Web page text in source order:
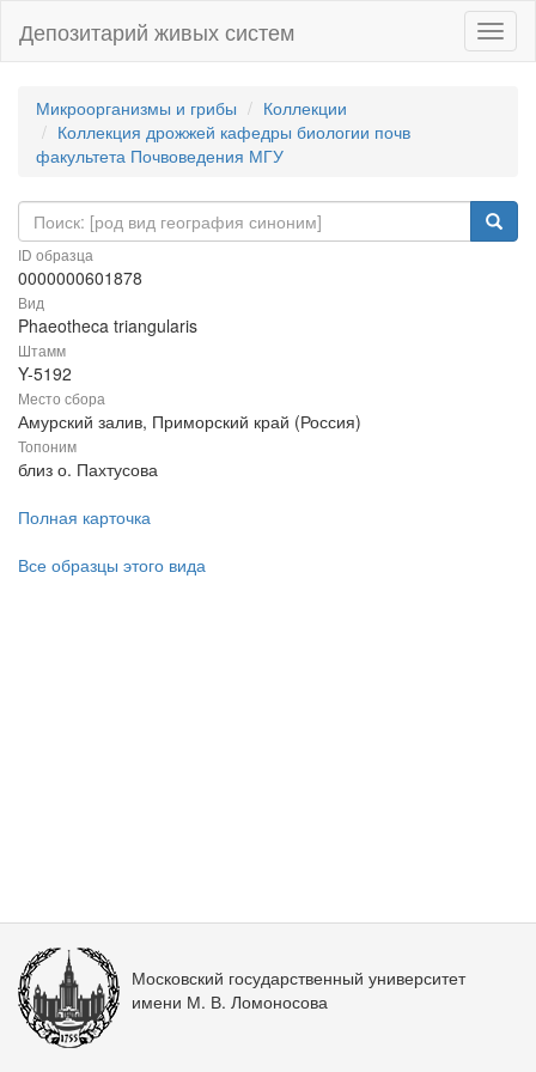
Депозитарий живых систем
Микроорганизмы и грибы
Коллекции
Коллекция дрожжей кафедры биологии почв
факультета Почвоведения МГУ
ID образца
0000000601878
Вид
Phaeotheca triangularis
Штамм
Y-5192
Место сбора
Амурский залив, Приморский край (Россия)
Топоним
близ о. Пахтусова
Полная карточка
Все образцы этого вида
Московский государственный университет
имени М. В. Ломоносова